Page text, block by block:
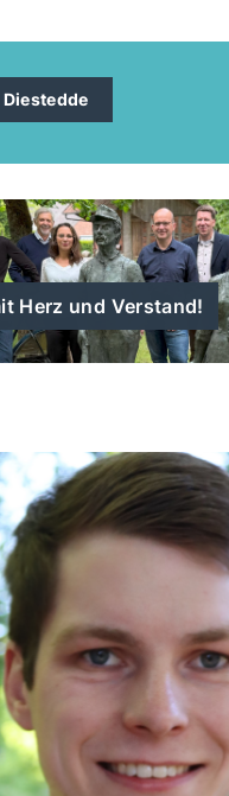
Herz und Verstand!